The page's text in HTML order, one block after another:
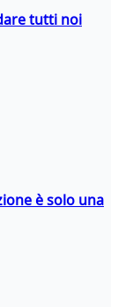
tutti noi
è solo una